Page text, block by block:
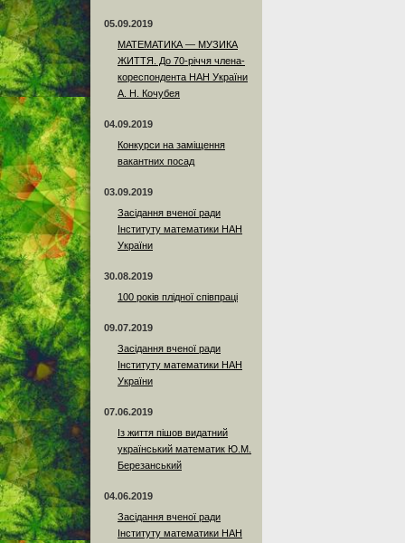
05.09.2019
МАТЕМАТИКА — МУЗИКА
ЖИТТЯ. До 70-річчя члена-
кореспондента НАН України
А. Н. Кочубея
04.09.2019
Конкурси на заміщення
вакантних посад
03.09.2019
Засідання вченої ради
Інституту математики НАН
України
30.08.2019
100 років плідної співпраці
09.07.2019
Засідання вченої ради
Інституту математики НАН
України
07.06.2019
Із життя пішов видатний
український математик Ю.М.
Березанський
04.06.2019
Засідання вченої ради
Інституту математики НАН